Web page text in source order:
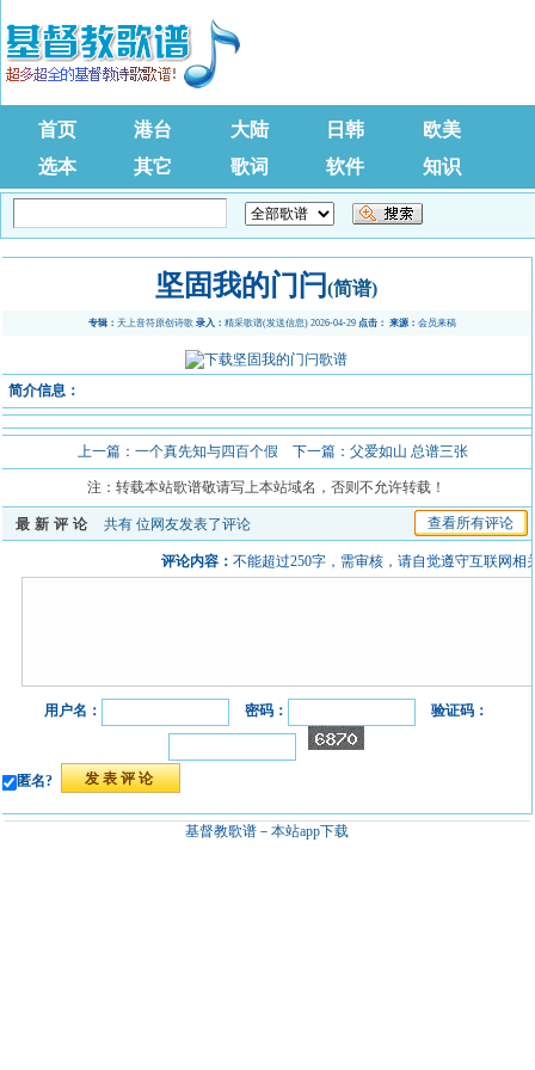
首页 港台 大陆 日韩
欧美
选本
其它 歌词 软件 知识
坚固我的门闩 (简谱)
专辑： 天上音符原创诗歌 录入： 精采歌谱(发送信息) 2026-04-29点击： 来源： 会员来稿
简介信息：
上一篇：一个真先知与四百个假 下一篇：父爱如山 总谱三张
注：转载本站歌谱敬请写上本站域名，否则不允许转载！
最新评论 共有位网友发表了评论 查看所有评论
评论内容：不能超过250字，需审核，请自觉遵守互联网相
用户名： 密码： 验证码：
匿名?
基督教歌谱－本站app下载